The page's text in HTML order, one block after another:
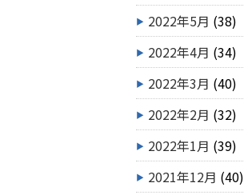
2022年5月 (38)
2022年4月 (34)
2022年3月 (40)
2022年2月 (32)
2022年1月 (39)
2021年12月 (40)